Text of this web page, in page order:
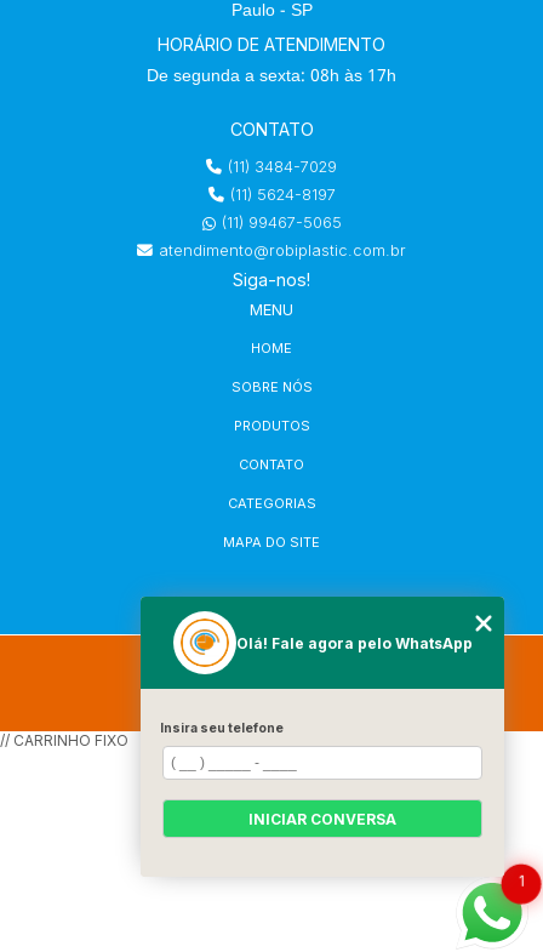
Paulo - SP
HORÁRIO DE ATENDIMENTO
De segunda a sexta: 08h às 17h
CONTATO
(11) 3484-7029
(11) 5624-8197
(11) 99467-5065
atendimento@robiplastic.com.br
Siga-nos!
MENU
HOME
SOBRE NÓS
PRODUTOS
CONTATO
CATEGORIAS
MAPA DO SITE
Copyright © Robi Plastic. (Lei 9610 de 19/02/1998)
1
Olá! Fale agora pelo WhatsApp
Insira seu telefone
INICIAR CONVERSA
// CARRINHO FIXO